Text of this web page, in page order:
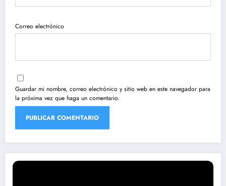
Correo electrónico
Guardar mi nombre, correo electrónico y sitio web en este navegador para
la próxima vez que haga un comentario.